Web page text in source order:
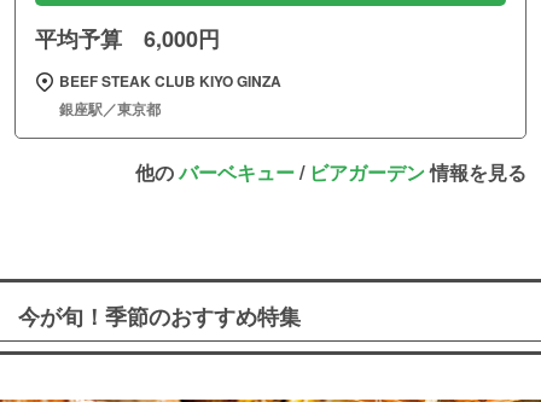
平均予算 6,000円
BEEF STEAK CLUB KIYO GINZA
銀座駅／東京都
他のバーベキュー/ ビアガーデン情報を見る
今が旬！季節のおすすめ特集